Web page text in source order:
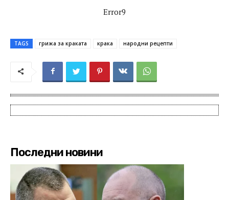
Error9
TAGS грижа за краката крака народни рецепти
Последни новини